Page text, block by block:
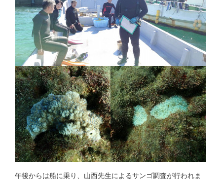
午後からは船に乗り、山西先生によるサンゴ調査が行われま